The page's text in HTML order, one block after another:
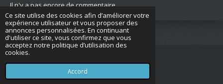
Ce site utilise des cookies afin d’améliorer votre
expérience utilisateur et vous proposer des
annonces personnalisées. En continuant
d'utiliser ce site, vous confirmez que vous
acceptez notre politique d’utilisation des
cookies.
Accord
Il n'y a pas encore de commentaire.